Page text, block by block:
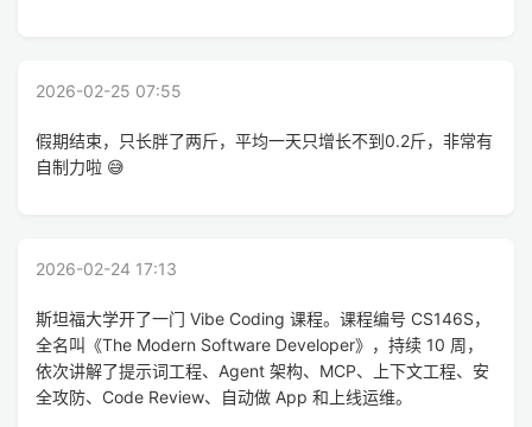
2026-02-25 07:55
假期结束，只长胖了两斤，平均一天只增长不到0.2斤，非常有
自制力啦 😅
2026-02-24 17:13
斯坦福大学开了一门 Vibe Coding 课程。课程编号 CS146S，
全名叫《The Modern Software Developer》，持续 10 周，
依次讲解了提示词工程、Agent 架构、MCP、上下文工程、安
全攻防、Code Review、自动做 App 和上线运维。